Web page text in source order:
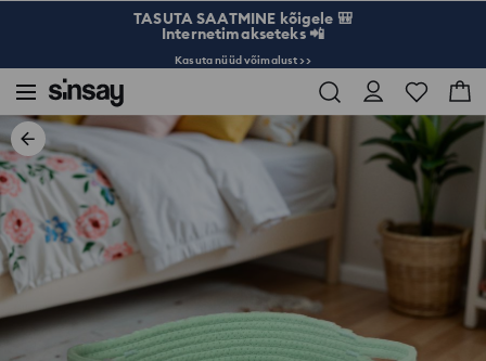
TASUTA SAATMINE kõigele 🎒
Internetimakseteks 📲
Kasuta nüüd võimalust >>